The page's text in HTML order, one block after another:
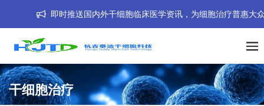
即时推送国内外干细胞临床医学资讯，为细胞治疗普惠大众而努力
干细胞治疗